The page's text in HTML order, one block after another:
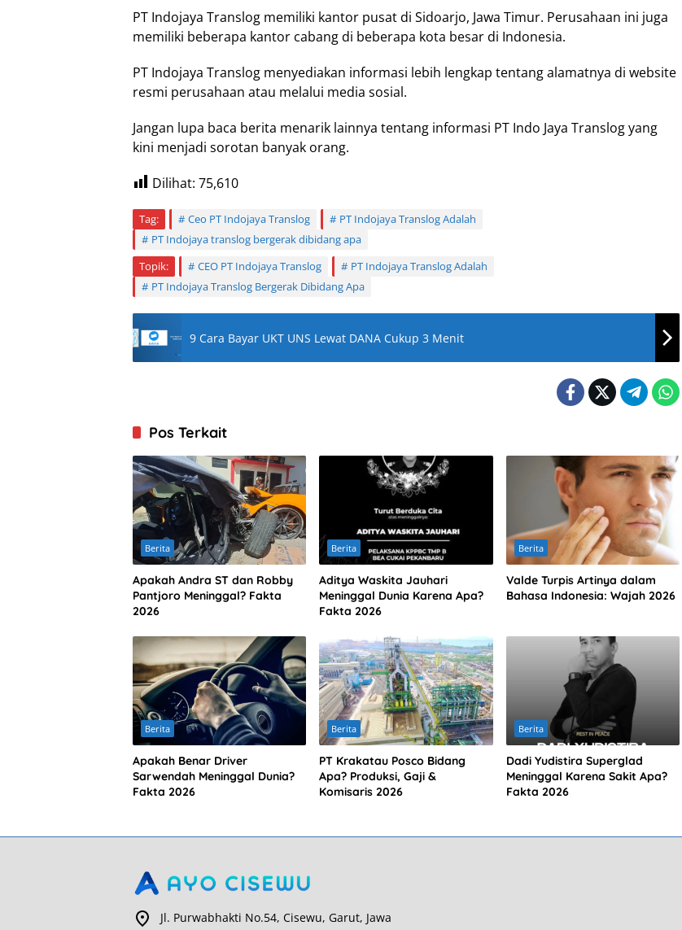
PT Indojaya Translog memiliki kantor pusat di Sidoarjo, Jawa Timur. Perusahaan ini juga
memiliki beberapa kantor cabang di beberapa kota besar di Indonesia.
PT Indojaya Translog menyediakan informasi lebih lengkap tentang alamatnya di website
resmi perusahaan atau melalui media sosial.
Jangan lupa baca berita menarik lainnya tentang informasi PT Indo Jaya Translog yang
kini menjadi sorotan banyak orang.
Dilihat: 75,610
Tag: Ceo PT Indojaya Translog
PT Indojaya Translog Adalah
PT Indojaya translog bergerak dibidang apa
Topik:
CEO PT Indojaya Translog
PT Indojaya Translog Adalah
PT Indojaya Translog Bergerak Dibidang Apa
9 Cara Bayar UKT UNS Lewat DANA Cukup 3 Menit
Pos Terkait
Berita
Apakah Andra ST dan Robby
Pantjoro Meninggal? Fakta
2026
Berita
Aditya Waskita Jauhari
Meninggal Dunia Karena Apa?
Fakta 2026
Berita
Valde Turpis Artinya dalam
Bahasa Indonesia: Wajah 2026
Berita
Apakah Benar Driver
Sarwendah Meninggal Dunia?
Fakta 2026
Berita
PT Krakatau Posco Bidang
Apa? Produksi, Gaji &
Komisaris 2026
Berita
Dadi Yudistira Superglad
Meninggal Karena Sakit Apa?
Fakta 2026
Jl. Purwabhakti No.54, Cisewu, Garut, Jawa